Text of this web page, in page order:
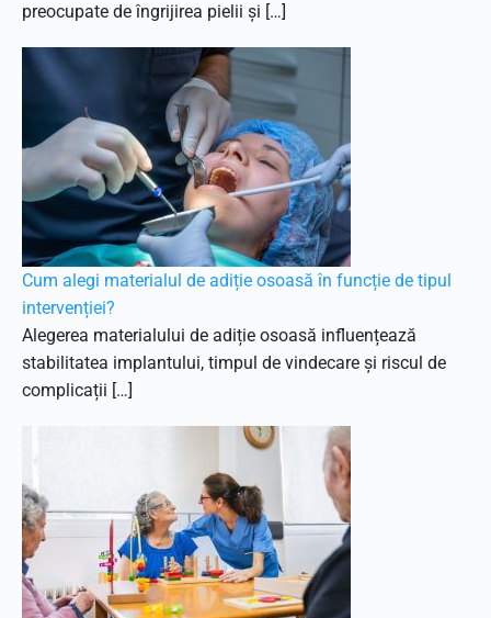
preocupate de îngrijirea pielii și […]
Cum alegi materialul de adiție osoasă în funcție de tipul
intervenției?
Alegerea materialului de adiție osoasă influențează
stabilitatea implantului, timpul de vindecare și riscul de
complicații […]